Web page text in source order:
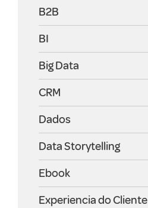
B2B
BI
Big Data
CRM
Dados
Data Storytelling
Ebook
Experiencia do Cliente